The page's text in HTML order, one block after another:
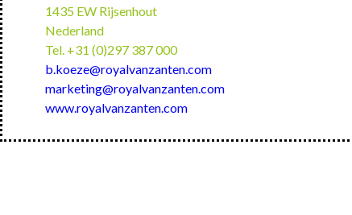
1435 EW Rijsenhout
Nederland
Tel. +31 (0)297 387 000
b.koeze@royalvanzanten.com
marketing@royalvanzanten.com
www.royalvanzanten.com